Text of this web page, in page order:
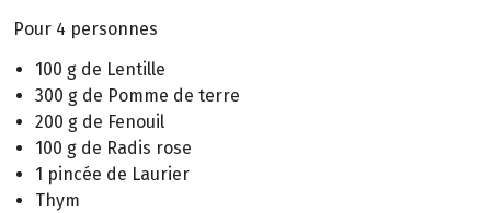
Pour 4 personnes
100 g de Lentille
300 g de Pomme de terre
200 g de Fenouil
100 g de Radis rose
1 pincée de Laurier
Thym